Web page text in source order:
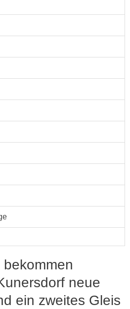
neue
ein zweites Gleis